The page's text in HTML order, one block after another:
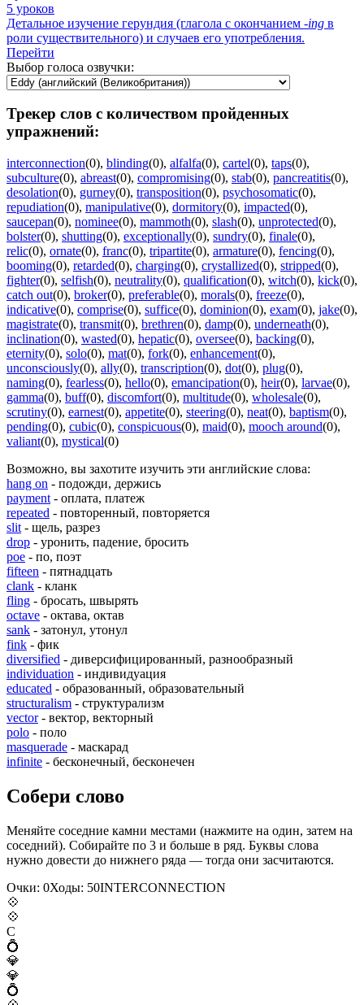
5 уроков
Детальное изучение герундия (глагола с окончанием -ing в
роли существительного) и случаев его употребления.
Перейти
Выбор голоса озвучки:
Трекер слов с количеством пройденных
упражнений:
interconnection(0), blinding(0), alfalfa(0), cartel(0), taps(0),
subculture(0), abreast(0), compromising(0), stab(0), pancreatitis(0),
desolation(0), gurney(0), transposition(0), psychosomatic(0),
repudiation(0), manipulative(0), dormitory(0), impacted(0),
saucepan(0), nominee(0), mammoth(0), slash(0), unprotected(0),
bolster(0), shutting(0), exceptionally(0), sundry(0), finale(0),
relic(0), ornate(0), franc(0), tripartite(0), armature(0), fencing(0),
booming(0), retarded(0), charging(0), crystallized(0), stripped(0),
fighter(0), selfish(0), neutrality(0), qualification(0), witch(0), kick(0),
catch out(0), broker(0), preferable(0), morals(0), freeze(0),
indicative(0), comprise(0), suffice(0), dominion(0), exam(0), jake(0),
magistrate(0), transmit(0), brethren(0), damp(0), underneath(0),
inclination(0), wasted(0), hepatic(0), oversee(0), backing(0),
eternity(0), solo(0), mat(0), fork(0), enhancement(0),
unconsciously(0), ally(0), transcription(0), dot(0), plug(0),
naming(0), fearless(0), hello(0), emancipation(0), heir(0), larvae(0),
gamma(0), buff(0), discomfort(0), multitude(0), wholesale(0),
scrutiny(0), earnest(0), appetite(0), steering(0), neat(0), baptism(0),
pending(0), cubic(0), conspicuous(0), maid(0), mooch around(0),
valiant(0), mystical(0)
Возможно, вы захотите изучить эти английские слова:
hang on - подожди, держись
payment - оплата, платеж
repeated - повторенный, повторяется
slit - щель, разрез
drop - уронить, падение, бросить
poe - по, поэт
fifteen - пятнадцать
clank - кланк
fling - бросать, швырять
octave - октава, октав
sank - затонул, утонул
fink - фик
diversified - диверсифицированный, разнообразный
individuation - индивидуация
educated - образованный, образовательный
structuralism - структурализм
vector- вектор, векторный
polo - поло
masquerade - маскарад
infinite - бесконечный, бесконечен
Собери слово
Меняйте соседние камни местами (нажмите на один, затем на
соседний). Собирайте по 3 и больше в ряд. Буквы слова
нужно довести до нижнего ряда — тогда они засчитаются.
Очки: 0Ходы: 50INTERCONNECTION
💠
💠
C
💍
💎
💎
💍